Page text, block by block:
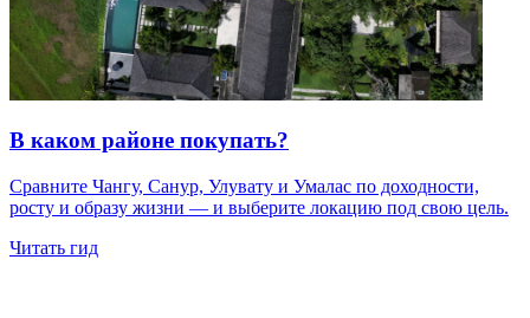
В каком районе покупать?
Сравните Чангу, Санур, Улувату и Умалас по доходности,
росту и образу жизни — и выберите локацию под свою цель.
Читать гид